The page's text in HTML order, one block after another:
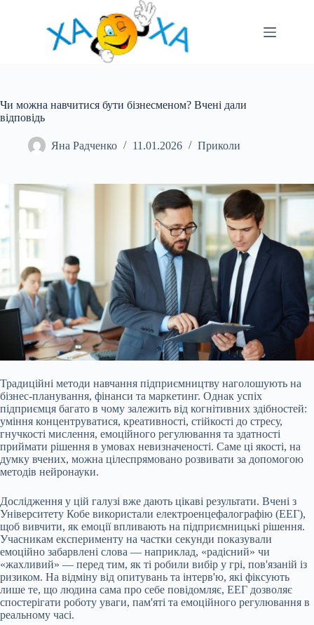
Чи можна навчитися бути бізнесменом? Вчені дали
відповідь
Яна Радченко 11.01.2026 Приколи
Традиційні методи навчання підприємництву наголошують на
бізнес-планування, фінанси та маркетинг. Однак успіх
підприємця багато в чому залежить від когнітивних здібностей:
уміння концентруватися, креативності, стійкості до стресу,
гнучкості мислення, емоційного регулювання та здатності
приймати рішення в умовах невизначеності. Саме ці якості, на
думку вчених, можна цілеспрямовано розвивати за допомогою
методів нейронауки.
Дослідження у цій галузі вже дають цікаві результати. Вчені з
Університету Кобе використали електроенцефалографію (ЕЕГ),
щоб вивчити, як емоції впливають на підприємницькі рішення.
Учасникам експерименту на частки секунди показували
емоційно забарвлені слова — наприклад, «радісний» чи
«жахливий» — перед тим, як ті робили вибір у грі, пов'язаній із
ризиком. На відміну від опитувань та інтерв'ю, які фіксують
лише те, що людина сама про себе повідомляє, ЕЕГ дозволяє
спостерігати роботу уваги, пам'яті та емоційного регулювання в
реальному часі.